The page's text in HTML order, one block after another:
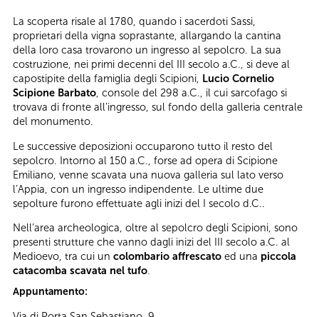
La scoperta risale al 1780, quando i sacerdoti Sassi,
proprietari della vigna soprastante, allargando la cantina
della loro casa trovarono un ingresso al sepolcro. La sua
costruzione, nei primi decenni del III secolo a.C., si deve al
capostipite della famiglia degli Scipioni, Lucio Cornelio
Scipione Barbato, console del 298 a.C., il cui sarcofago si
trovava di fronte all’ingresso, sul fondo della galleria centrale
del monumento.
Le successive deposizioni occuparono tutto il resto del
sepolcro. Intorno al 150 a.C., forse ad opera di Scipione
Emiliano, venne scavata una nuova galleria sul lato verso
l’Appia, con un ingresso indipendente. Le ultime due
sepolture furono effettuate agli inizi del I secolo d.C..
Nell’area archeologica, oltre al sepolcro degli Scipioni, sono
presenti strutture che vanno dagli inizi del III secolo a.C. al
Medioevo, tra cui un colombario affrescato ed una piccola
catacomba scavata nel tufo.
Appuntamento: